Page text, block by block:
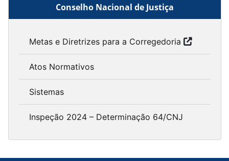
Conselho Nacional de Justiça
Metas e Diretrizes para a Corregedoria
Atos Normativos
Sistemas
Inspeção 2024 – Determinação 64/CNJ